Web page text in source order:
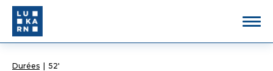
Durées 52'